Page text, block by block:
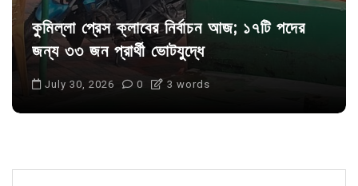
কুমিল্লা প্রেস ক্লাবের নির্বাচন আজ; ১৭টি পদের
জন্য ৩৩ জন প্রার্থী ভোটযুদ্ধে
July 30, 2026 0 3 words